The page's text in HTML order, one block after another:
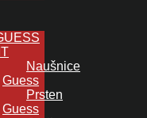
Naušnice
Guess
Prsten
Guess